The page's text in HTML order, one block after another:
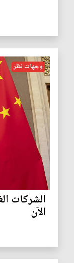
وجهات نظر
الشركات
الآن